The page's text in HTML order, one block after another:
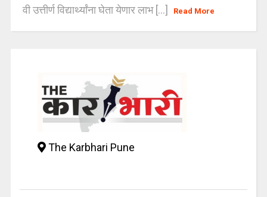
वी उत्तीर्ण विद्यार्थ्यांना घेता येणार लाभ [...]
Read More
The Karbhari Pune